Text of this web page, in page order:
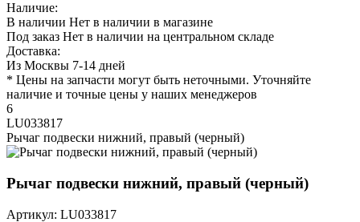
Наличие:
В наличии Нет в наличии в магазине
Под заказ Нет в наличии на центральном складе
Доставка:
Из Москвы 7-14 дней
* Цены на запчасти могут быть неточными. Уточняйте
наличие и точные цены у наших менеджеров
6
LU033817
Рычаг подвески нижний, правый (черный)
Рычаг подвески нижний, правый (черный)
Артикул: LU033817